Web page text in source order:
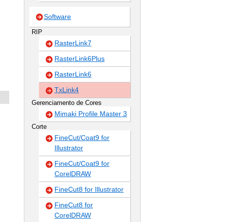
Software
RIP
RasterLink7
RasterLink6Plus
RasterLink6
TxLink4
Gerenciamento de Cores
Mimaki Profile Master 3
Corte
FineCut/Coat9 for
Illustrator
FineCut/Coat9 for
CorelDRAW
FineCut8 for Illustrator
FineCut8 for
CorelDRAW